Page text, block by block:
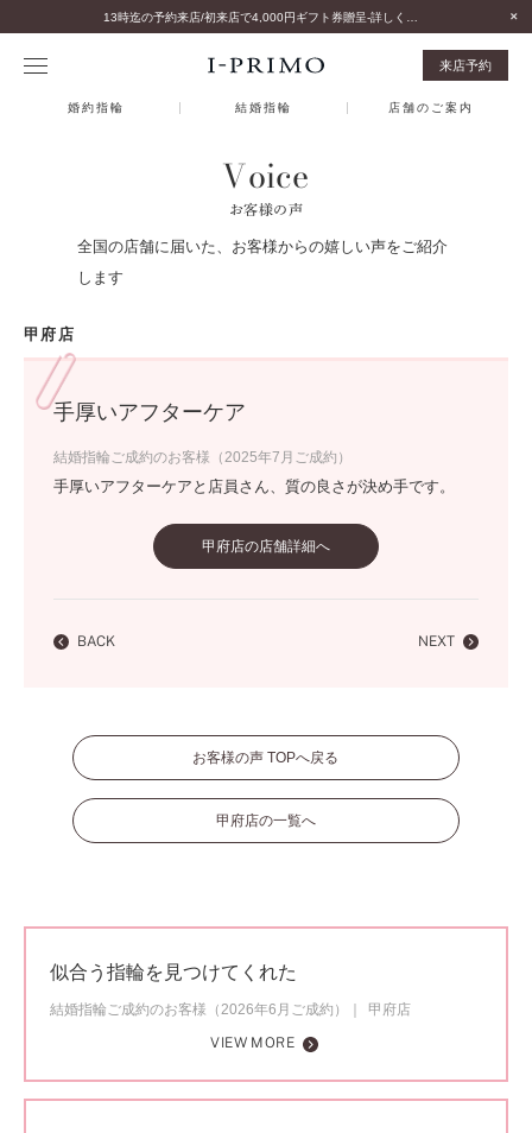
来店予約
婚約指輪 結婚指輪 店舗のご案内
Voice
お客様の声
全国の店舗に届いた、お客様からの嬉しい声をご紹介
します
甲府店
手厚いアフターケア
結婚指輪ご成約のお客様（2025年7月ご成約）
手厚いアフターケアと店員さん、質の良さが決め手です。
甲府店の店舗詳細へ
BACK NEXT
お客様の声 TOPへ戻る
甲府店の一覧へ
似合う指輪を見つけてくれた
結婚指輪ご成約のお客様（2026年6月ご成約）
甲府店
VIEW MORE